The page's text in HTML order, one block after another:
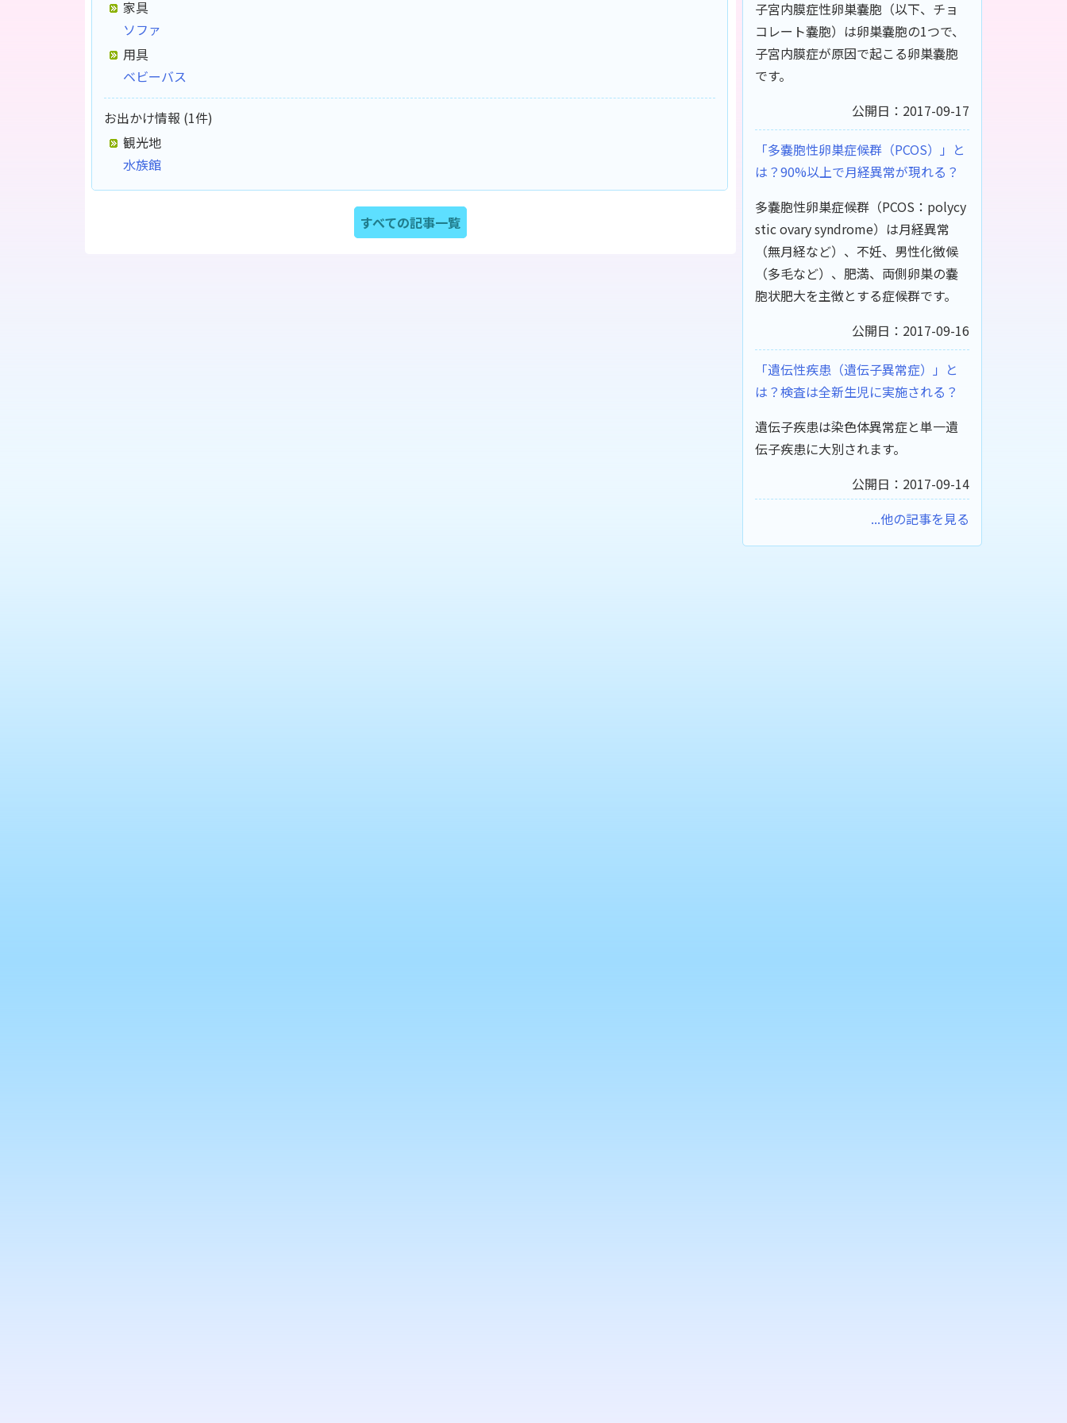
家具
ソファ
用具
ベビーバス
お出かけ情報 (1件)
観光地
水族館
すべての記事一覧
子宮内膜症性卵巣嚢胞（以下、チョ
コレート嚢胞）は卵巣嚢胞の1つで、
子宮内膜症が原因で起こる卵巣嚢胞
です。
公開日：2017-09-17
「多嚢胞性卵巣症候群（PCOS）」と
は？90%以上で月経異常が現れる？
多嚢胞性卵巣症候群（PCOS：polycy
stic ovary syndrome）は月経異常
（無月経など）、不妊、男性化徴候
（多毛など）、肥満、両側卵巣の嚢
胞状肥大を主徴とする症候群です。
公開日：2017-09-16
「遺伝性疾患（遺伝子異常症）」と
は？検査は全新生児に実施される？
遺伝子疾患は染色体異常症と単一遺
伝子疾患に大別されます。
公開日：2017-09-14
...他の記事を見る